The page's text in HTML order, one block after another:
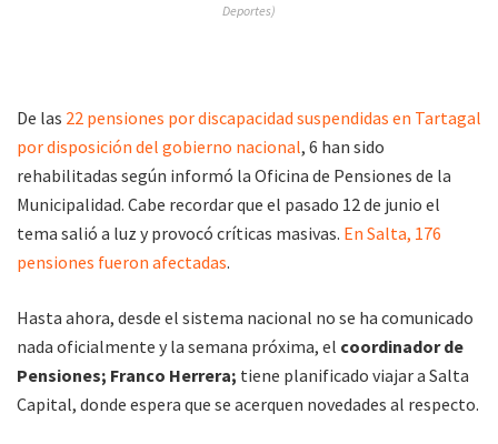
Deportes)
De las 22 pensiones por discapacidad suspendidas en Tartagal
por disposición del gobierno nacional, 6 han sido
rehabilitadas según informó la Oficina de Pensiones de la
Municipalidad. Cabe recordar que el pasado 12 de junio el
tema salió a luz y provocó críticas masivas. En Salta, 176
pensiones fueron afectadas.
Hasta ahora, desde el sistema nacional no se ha comunicado
nada oficialmente y la semana próxima, el coordinador de
Pensiones; Franco Herrera; tiene planificado viajar a Salta
Capital, donde espera que se acerquen novedades al respecto.